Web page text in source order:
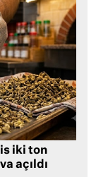
iki ton
açıldı